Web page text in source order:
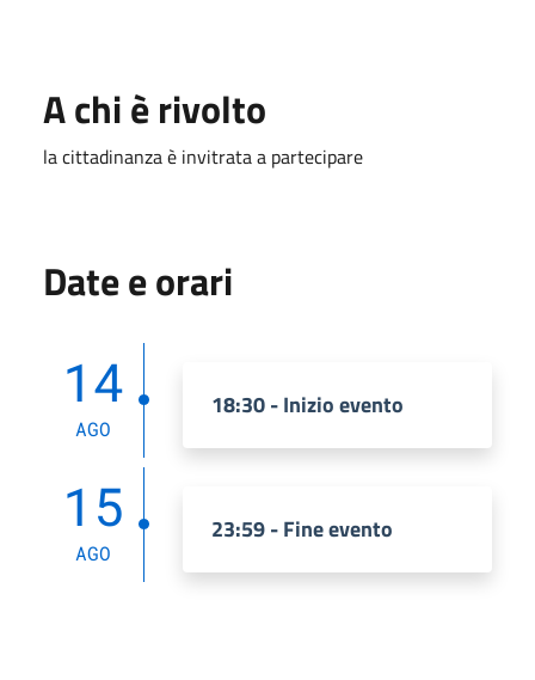
A chi è rivolto
la cittadinanza è invitrata a partecipare
Date e orari
14
AGO
18:30 - Inizio evento
15
AGO
23:59 - Fine evento